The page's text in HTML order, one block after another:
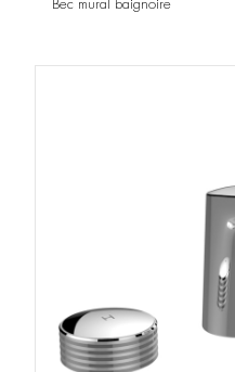
Bec mural baignoire